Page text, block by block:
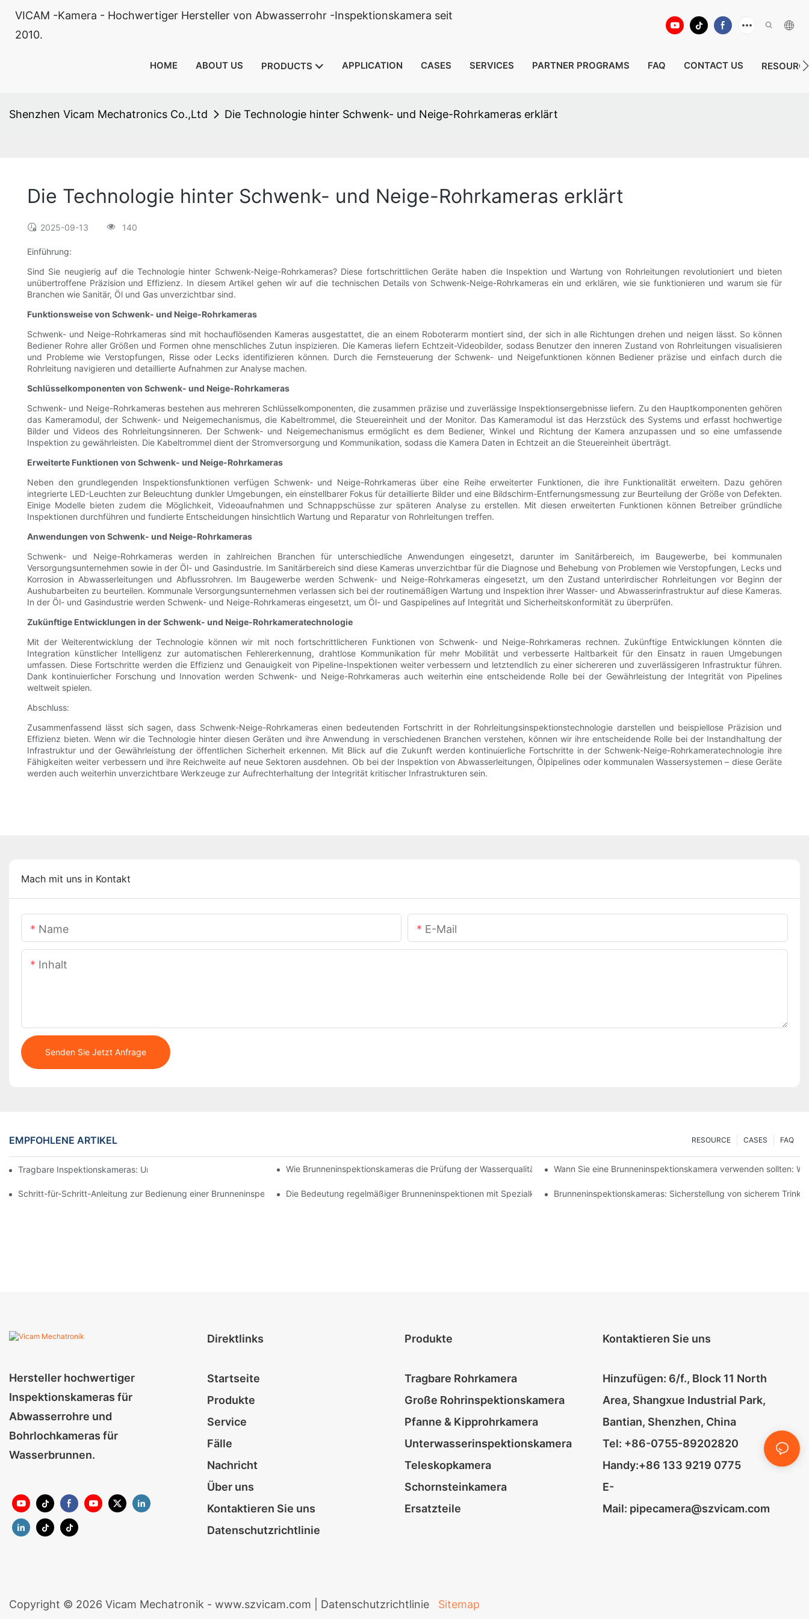
VICAM -Kamera - Hochwertiger Hersteller von Abwasserrohr -Inspektionskamera seit
2010.
HOME ABOUT US PRODUCTS APPLICATION CASES SERVICES PARTNER PROGRAMS FAQ CONTACT US
Shenzhen Vicam Mechatronics Co.,Ltd Die Technologie hinter Schwenk- und Neige-Rohrkameras erklärt
Die Technologie hinter Schwenk- und Neige-Rohrkameras erklärt
2025-09-13 140
Einführung:
Sind Sie neugierig auf die Technologie hinter Schwenk-Neige-Rohrkameras? Diese fortschrittlichen Geräte haben die Inspektion und Wartung von Rohrleitungen revolutioniert und bieten
unübertroffene Präzision und Effizienz. In diesem Artikel gehen wir auf die technischen Details von Schwenk-Neige-Rohrkameras ein und erklären, wie sie funktionieren und warum sie für
Branchen wie Sanitär, Öl und Gas unverzichtbar sind.
Funktionsweise von Schwenk- und Neige-Rohrkameras
Schwenk- und Neige-Rohrkameras sind mit hochauflösenden Kameras ausgestattet, die an einem Roboterarm montiert sind, der sich in alle Richtungen drehen und neigen lässt. So können
Bediener Rohre aller Größen und Formen ohne menschliches Zutun inspizieren. Die Kameras liefern Echtzeit-Videobilder, sodass Benutzer den inneren Zustand von Rohrleitungen visualisieren
und Probleme wie Verstopfungen, Risse oder Lecks identifizieren können. Durch die Fernsteuerung der Schwenk- und Neigefunktionen können Bediener präzise und einfach durch die
Rohrleitung navigieren und detaillierte Aufnahmen zur Analyse machen.
Schlüsselkomponenten von Schwenk- und Neige-Rohrkameras
Schwenk- und Neige-Rohrkameras bestehen aus mehreren Schlüsselkomponenten, die zusammen präzise und zuverlässige Inspektionsergebnisse liefern. Zu den Hauptkomponenten gehören
das Kameramodul, der Schwenk- und Neigemechanismus, die Kabeltrommel, die Steuereinheit und der Monitor. Das Kameramodul ist das Herzstück des Systems und erfasst hochwertige
Bilder und Videos des Rohrleitungsinneren. Der Schwenk- und Neigemechanismus ermöglicht es dem Bediener, Winkel und Richtung der Kamera anzupassen und so eine umfassende
Inspektion zu gewährleisten. Die Kabeltrommel dient der Stromversorgung und Kommunikation, sodass die Kamera Daten in Echtzeit an die Steuereinheit überträgt.
Erweiterte Funktionen von Schwenk- und Neige-Rohrkameras
Neben den grundlegenden Inspektionsfunktionen verfügen Schwenk- und Neige-Rohrkameras über eine Reihe erweiterter Funktionen, die ihre Funktionalität erweitern. Dazu gehören
integrierte LED-Leuchten zur Beleuchtung dunkler Umgebungen, ein einstellbarer Fokus für detaillierte Bilder und eine Bildschirm-Entfernungsmessung zur Beurteilung der Größe von Defekten.
Einige Modelle bieten zudem die Möglichkeit, Videoaufnahmen und Schnappschüsse zur späteren Analyse zu erstellen. Mit diesen erweiterten Funktionen können Betreiber gründliche
Inspektionen durchführen und fundierte Entscheidungen hinsichtlich Wartung und Reparatur von Rohrleitungen treffen.
Anwendungen von Schwenk- und Neige-Rohrkameras
Schwenk- und Neige-Rohrkameras werden in zahlreichen Branchen für unterschiedliche Anwendungen eingesetzt, darunter im Sanitärbereich, im Baugewerbe, bei kommunalen
Versorgungsunternehmen sowie in der Öl- und Gasindustrie. Im Sanitärbereich sind diese Kameras unverzichtbar für die Diagnose und Behebung von Problemen wie Verstopfungen, Lecks und
Korrosion in Abwasserleitungen und Abflussrohren. Im Baugewerbe werden Schwenk- und Neige-Rohrkameras eingesetzt, um den Zustand unterirdischer Rohrleitungen vor Beginn der
Aushubarbeiten zu beurteilen. Kommunale Versorgungsunternehmen verlassen sich bei der routinemäßigen Wartung und Inspektion ihrer Wasser- und Abwasserinfrastruktur auf diese Kameras.
In der Öl- und Gasindustrie werden Schwenk- und Neige-Rohrkameras eingesetzt, um Öl- und Gaspipelines auf Integrität und Sicherheitskonformität zu überprüfen.
Zukünftige Entwicklungen in der Schwenk- und Neige-Rohrkameratechnologie
Mit der Weiterentwicklung der Technologie können wir mit noch fortschrittlicheren Funktionen von Schwenk- und Neige-Rohrkameras rechnen. Zukünftige Entwicklungen könnten die
Integration künstlicher Intelligenz zur automatischen Fehlererkennung, drahtlose Kommunikation für mehr Mobilität und verbesserte Haltbarkeit für den Einsatz in rauen Umgebungen
umfassen. Diese Fortschritte werden die Effizienz und Genauigkeit von Pipeline-Inspektionen weiter verbessern und letztendlich zu einer sichereren und zuverlässigeren Infrastruktur führen.
Dank kontinuierlicher Forschung und Innovation werden Schwenk- und Neige-Rohrkameras auch weiterhin eine entscheidende Rolle bei der Gewährleistung der Integrität von Pipelines
weltweit spielen.
Abschluss:
Zusammenfassend lässt sich sagen, dass Schwenk-Neige-Rohrkameras einen bedeutenden Fortschritt in der Rohrleitungsinspektionstechnologie darstellen und beispiellose Präzision und
Effizienz bieten. Wenn wir die Technologie hinter diesen Geräten und ihre Anwendung in verschiedenen Branchen verstehen, können wir ihre entscheidende Rolle bei der Instandhaltung der
Infrastruktur und der Gewährleistung der öffentlichen Sicherheit erkennen. Mit Blick auf die Zukunft werden kontinuierliche Fortschritte in der Schwenk-Neige-Rohrkameratechnologie ihre
Fähigkeiten weiter verbessern und ihre Reichweite auf neue Sektoren ausdehnen. Ob bei der Inspektion von Abwasserleitungen, Ölpipelines oder kommunalen Wassersystemen – diese Geräte
werden auch weiterhin unverzichtbare Werkzeuge zur Aufrechterhaltung der Integrität kritischer Infrastrukturen sein.
Mach mit uns in Kontakt
Name E-Mail
Inhalt
Senden Sie Jetzt Anfrage
EMPFOHLENE ARTIKEL FAQ
CASES
RESOURCE
Tragbare Inspektionskameras: Unverzichtbare Werkzeuge für Profis Wie Brunneninspektionskameras die Prüfung der Wasserqualität verbessernWann Sie eine Brunneninspektionskamera verwenden sollten:
Schritt-für-Schritt-Anleitung zur Bedienung einer BrunneninspektionskameraDie Bedeutung regelmäßiger Brunneninspektionen mit SpezialkamerasBrunneninspektionskameras: Sicherstellung von sicherem
Hersteller hochwertiger
Inspektionskameras für
Abwasserrohre und
Bohrlochkameras für
Wasserbrunnen.
Direktlinks
Startseite
Produkte
Service
Fälle
Nachricht
Über uns
Kontaktieren Sie uns
Datenschutzrichtlinie
Produkte
Tragbare Rohrkamera
Große Rohrinspektionskamera
Pfanne & Kipprohrkamera
Unterwasserinspektionskamera
Teleskopkamera
Schornsteinkamera
Ersatzteile
Kontaktieren Sie uns
Hinzufügen: 6/f., Block 11 North
Area, Shangxue Industrial Park,
Bantian, Shenzhen, China
Tel: +86-0755-89202820
Handy:+86 133 9219 0775
E-
Mail: pipecamera@szvicam.com
Copyright © 2026 Vicam Mechatronik - www.szvicam.com | Datenschutzrichtlinie Sitemap